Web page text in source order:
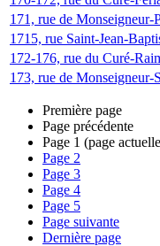
171, rue de Monseigneur-
1715, rue Saint-Jean-
172-176, rue du Curé-
173, rue de Monseigneur-
Première page
Page précédente
Page 1 (page
Page 2
Page 3
Page 4
Page 5
Page suivante
Dernière page